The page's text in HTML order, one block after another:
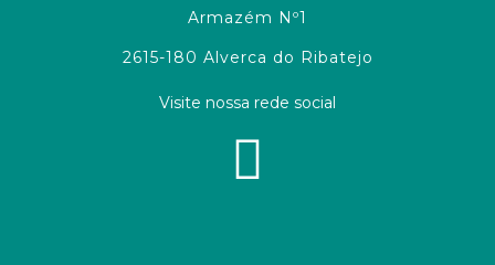
Armazém Nº1
2615-180 Alverca do Ribatejo
Visite nossa rede social